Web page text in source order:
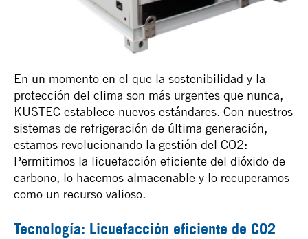
En un momento en el que la sostenibilidad y la
protección del clima son más urgentes que nunca,
KUSTEC establece nuevos estándares. Con nuestros
sistemas de refrigeración de última generación,
estamos revolucionando la gestión del CO2:
Permitimos la licuefacción eficiente del dióxido de
carbono, lo hacemos almacenable y lo recuperamos
como un recurso valioso.
Tecnología: Licuefacción eficiente de CO2